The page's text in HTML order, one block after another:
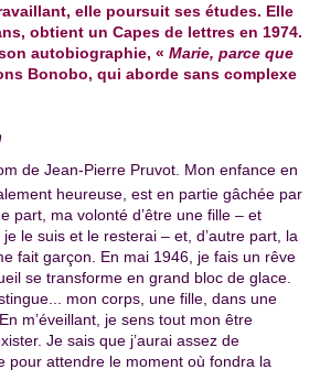
elle poursuit ses études. Elle
obtient un Capes de lettres en 1974.
autobiographie, « Marie, parce que
Bonobo, qui aborde sans complexe
de Jean-Pierre Pruvot. Mon enfance en
heureuse, est en partie gâchée par
part, ma volonté d’être une fille – et
le suis et le resterai – et, d’autre part, la
fait garçon. En mai 1946, je fais un rêve
se transforme en grand bloc de glace.
mon corps, une fille, dans une
m’éveillant, je sens tout mon être
Je sais que j’aurai assez de
pour attendre le moment où fondra la